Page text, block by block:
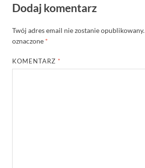
Dodaj komentarz
Twój adres email nie zostanie opublikowany.
oznaczone *
KOMENTARZ *